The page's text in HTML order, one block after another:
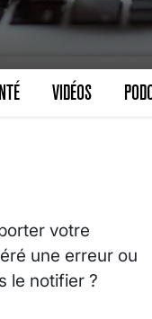
VIDÉOS
votre
une erreur ou
le notifier ?
18 juil